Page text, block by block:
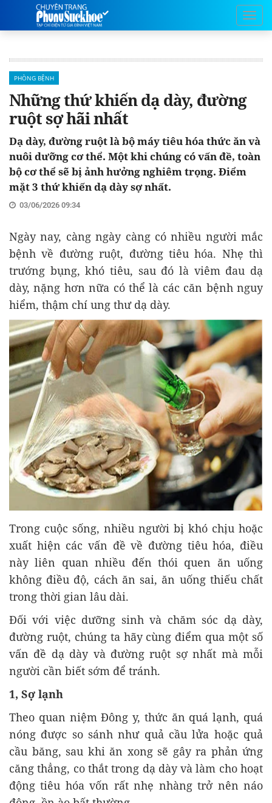
PHÒNG BỆNH
Những thứ khiến dạ dày, đường
ruột sợ hãi nhất
Dạ dày, đường ruột là bộ máy tiêu hóa thức ăn và
nuôi dưỡng cơ thể. Một khi chúng có vấn đề, toàn
bộ cơ thể sẽ bị ảnh hưởng nghiêm trọng. Điểm
mặt 3 thứ khiến dạ dày sợ nhất.
03/06/2026 09:34
Ngày nay, càng ngày càng có nhiều người mắc
bệnh về đường ruột, đường tiêu hóa. Nhẹ thì
trướng bụng, khó tiêu, sau đó là viêm đau dạ
dày, nặng hơn nữa có thể là các căn bệnh nguy
hiểm, thậm chí ung thư dạ dày.
Trong cuộc sống, nhiều người bị khó chịu hoặc
xuất hiện các vấn đề về đường tiêu hóa, điều
này liên quan nhiều đến thói quen ăn uống
không điều độ, cách ăn sai, ăn uống thiếu chất
trong thời gian lâu dài.
Đối với việc dưỡng sinh và chăm sóc dạ dày,
đường ruột, chúng ta hãy cùng điểm qua một số
vấn đề dạ dày và đường ruột sợ nhất mà mỗi
người cần biết sớm để tránh.
1, Sợ lạnh
Theo quan niệm Đông y, thức ăn quá lạnh, quá
nóng được so sánh như quả cầu lửa hoặc quả
cầu băng, sau khi ăn xong sẽ gây ra phản ứng
căng thẳng, co thắt trong dạ dày và làm cho hoạt
động tiêu hóa vốn rất nhẹ nhàng trở nên náo